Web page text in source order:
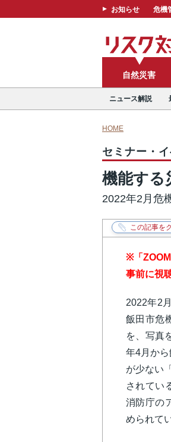
お知らせ 危機
自然災害
ニュース解説
HOME
セミナー・
機能する
2022年2月危
※「
事前に視
2022年2
飯田市危
を、写真
年4月か
が少ない
されてい
消防庁の
められて